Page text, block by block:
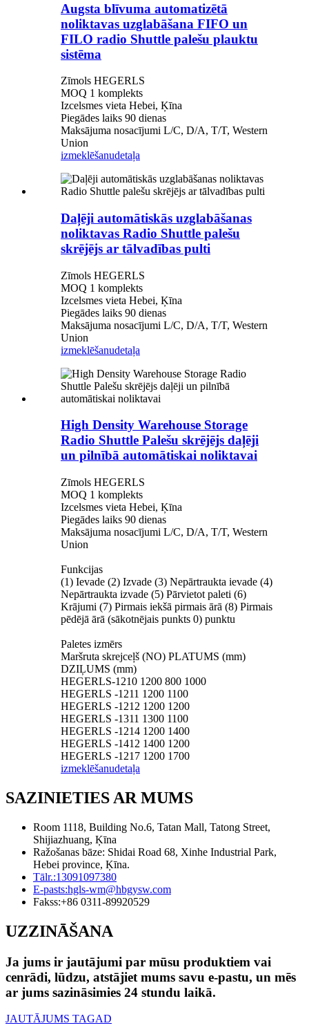
Augsta blīvuma automatizētā
noliktavas uzglabāšana FIFO un
FILO radio Shuttle palešu plauktu
sistēma
Zīmols HEGERLS
MOQ 1 komplekts
Izcelsmes vieta Hebei, Ķīna
Piegādes laiks 90 dienas
Maksājuma nosacījumi L/C, D/A, T/T, Western
Union
izmeklēšanudetaļa
Daļēji automātiskās uzglabāšanas
noliktavas Radio Shuttle palešu
skrējējs ar tālvadības pulti
Zīmols HEGERLS
MOQ 1 komplekts
Izcelsmes vieta Hebei, Ķīna
Piegādes laiks 90 dienas
Maksājuma nosacījumi L/C, D/A, T/T, Western
Union
izmeklēšanudetaļa
High Density Warehouse Storage
Radio Shuttle Palešu skrējējs daļēji
un pilnībā automātiskai noliktavai
Zīmols HEGERLS
MOQ 1 komplekts
Izcelsmes vieta Hebei, Ķīna
Piegādes laiks 90 dienas
Maksājuma nosacījumi L/C, D/A, T/T, Western
Union
Funkcijas
(1) Ievade (2) Izvade (3) Nepārtraukta ievade (4)
Nepārtraukta izvade (5) Pārvietot paleti (6)
Krājumi (7) Pirmais iekšā pirmais ārā (8) Pirmais
pēdējā ārā (sākotnējais punkts 0) punktu
Paletes izmērs
Maršruta skrejceļš (NO) PLATUMS (mm)
DZIĻUMS (mm)
HEGERLS-1210 1200 800 1000
HEGERLS -1211 1200 1100
HEGERLS -1212 1200 1200
HEGERLS -1311 1300 1100
HEGERLS -1214 1200 1400
HEGERLS -1412 1400 1200
HEGERLS -1217 1200 1700
izmeklēšanudetaļa
SAZINIETIES AR MUMS
Room 1118, Building No.6, Tatan Mall, Tatong Street,
Shijiazhuang, Ķīna
Ražošanas bāze: Shidai Road 68, Xinhe Industrial Park,
Hebei province, Ķīna.
Tālr.:13091097380
E-pasts:hgls-wm@hbgysw.com
Fakss:+86 0311-89920529
UZZINĀŠANA
Ja jums ir jautājumi par mūsu produktiem vai
cenrādi, lūdzu, atstājiet mums savu e-pastu, un mēs
ar jums sazināsimies 24 stundu laikā.
JAUTĀJUMS TAGAD